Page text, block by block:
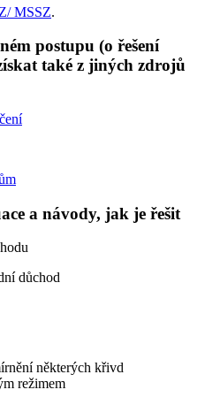
MSSZ.
postupu (o řešení
také z jiných zdrojů
a návody, jak je řešit
důchod
některých křivd
režimem